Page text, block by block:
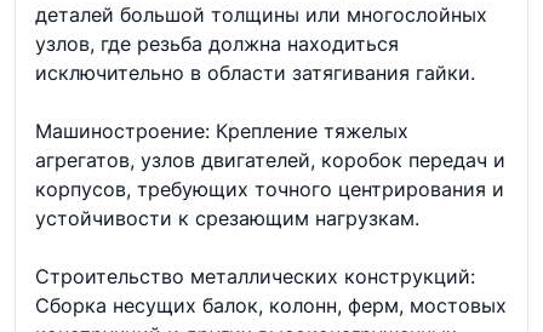
деталей большой толщины или многослойных
узлов, где резьба должна находиться
исключительно в области затягивания гайки.
Машиностроение: Крепление тяжелых
агрегатов, узлов двигателей, коробок передач и
корпусов, требующих точного центрирования и
устойчивости к срезающим нагрузкам.
Строительство металлических конструкций:
Сборка несущих балок, колонн, ферм, мостовых